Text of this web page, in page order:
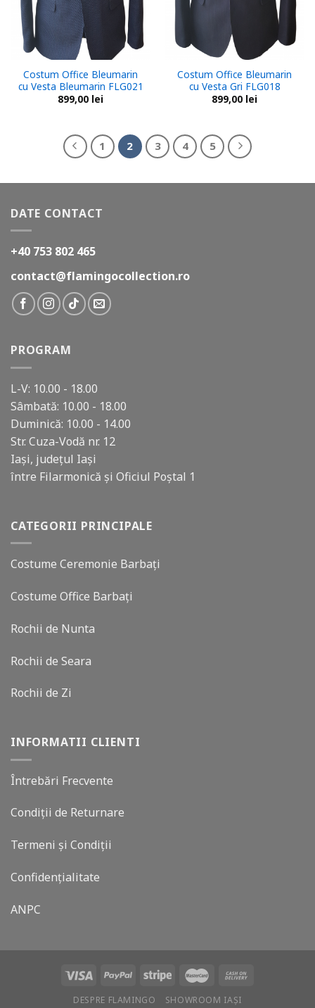
Costum Office Bleumarin
cu Vesta Bleumarin FLG021
899,00 lei
Costum Office Bleumarin
cu Vesta Gri FLG018
899,00 lei
1 2 3 4 5
DATE CONTACT
+40 753 802 465
contact@flamingocollection.ro
PROGRAM
L-V: 10.00 - 18.00
Sâmbată: 10.00 - 18.00
Duminică: 10.00 - 14.00
Str. Cuza-Vodă nr. 12
Iași, județul Iași
între Filarmonică și Oficiul Poștal 1
CATEGORII PRINCIPALE
Costume Ceremonie Barbați
Costume Office Barbați
Rochii de Nunta
Rochii de Seara
Rochii de Zi
INFORMATII CLIENTI
Întrebări Frecvente
Condiții de Returnare
Termeni și Condiții
Confidențialitate
ANPC
DESPRE FLAMINGO SHOWROOM IAȘI